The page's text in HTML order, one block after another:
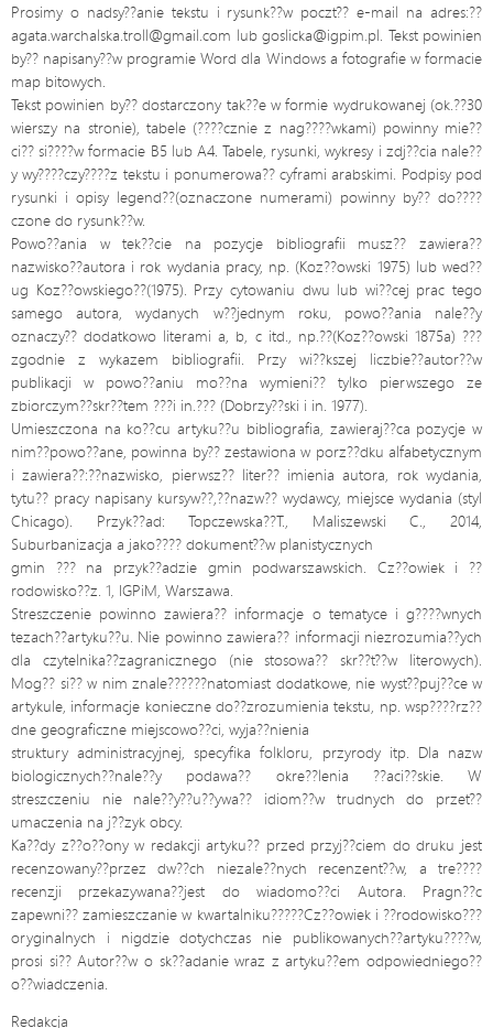
Prosimy o nadsy??anie tekstu i rysunk??w poczt?? e-mail na adres:??
agata.warchalska.troll@gmail.com lub goslicka@igpim.pl. Tekst powinien
by?? napisany??w programie Word dla Windows a fotografie w formacie
map bitowych.
Tekst powinien by?? dostarczony tak??e w formie wydrukowanej (ok.??30
wierszy na stronie), tabele (????cznie z nag????wkami) powinny mie??
ci?? si????w formacie B5 lub A4. Tabele, rysunki, wykresy i zdj??cia nale??
y wy????czy????z tekstu i ponumerowa?? cyframi arabskimi. Podpisy pod
rysunki i opisy legend??(oznaczone numerami) powinny by?? do????
czone do rysunk??w.
Powo??ania w tek??cie na pozycje bibliografii musz?? zawiera??
nazwisko??autora i rok wydania pracy, np. (Koz??owski 1975) lub wed??
ug Koz??owskiego??(1975). Przy cytowaniu dwu lub wi??cej prac tego
samego autora, wydanych w??jednym roku, powo??ania nale??y
oznaczy?? dodatkowo literami a, b, c itd., np.??(Koz??owski 1875a) ???
zgodnie z wykazem bibliografii. Przy wi??kszej liczbie??autor??w
publikacji w powo??aniu mo??na wymieni?? tylko pierwszego ze
zbiorczym??skr??tem ???i in.??? (Dobrzy??ski i in. 1977).
Umieszczona na ko??cu artyku??u bibliografia, zawieraj??ca pozycje w
nim??powo??ane, powinna by?? zestawiona w porz??dku alfabetycznym
i zawiera??:??nazwisko, pierwsz?? liter?? imienia autora, rok wydania,
tytu?? pracy napisany kursyw??,??nazw?? wydawcy, miejsce wydania (styl
Chicago). Przyk??ad: Topczewska??T., Maliszewski C., 2014,
Suburbanizacja a jako???? dokument??w planistycznych
gmin ??? na przyk??adzie gmin podwarszawskich. Cz??owiek i ??
rodowisko??z. 1, IGPiM, Warszawa.
Streszczenie powinno zawiera?? informacje o tematyce i g????wnych
tezach??artyku??u. Nie powinno zawiera?? informacji niezrozumia??ych
dla czytelnika??zagranicznego (nie stosowa?? skr??t??w literowych).
Mog?? si?? w nim znale??????natomiast dodatkowe, nie wyst??puj??ce w
artykule, informacje konieczne do??zrozumienia tekstu, np. wsp????rz??
dne geograficzne miejscowo??ci, wyja??nienia
struktury administracyjnej, specyfika folkloru, przyrody itp. Dla nazw
biologicznych??nale??y podawa?? okre??lenia ??aci??skie. W
streszczeniu nie nale??y??u??ywa?? idiom??w trudnych do przet??
umaczenia na j??zyk obcy.
Ka??dy z??o??ony w redakcji artyku?? przed przyj??ciem do druku jest
recenzowany??przez dw??ch niezale??nych recenzent??w, a tre????
recenzji przekazywana??jest do wiadomo??ci Autora. Pragn??c
zapewni?? zamieszczanie w kwartalniku?????Cz??owiek i ??rodowisko???
oryginalnych i nigdzie dotychczas nie publikowanych??artyku????w,
prosi si?? Autor??w o sk??adanie wraz z artyku??em odpowiedniego??
o??wiadczenia.
Redakcja